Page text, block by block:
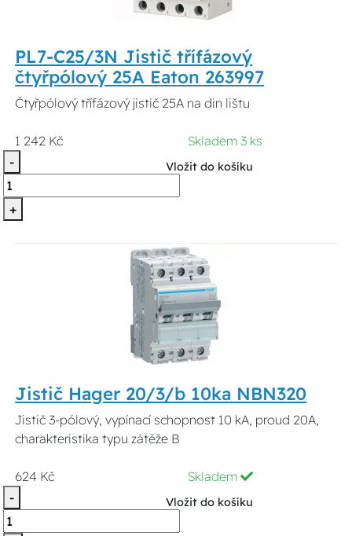
PL7-C25/3N Jistič třífázový
čtyřpólový 25A Eaton 263997
Čtyřpólový třífázový jistič 25A na din lištu
1 242 Kč
Skladem 3 ks
-
+
Vložit do košíku
Jistič Hager 20/3/b 10ka NBN320
Jistič 3-pólový, vypínací schopnost 10 kA, proud 20A,
charakteristika typu zátěže B
624 Kč
Skladem
-
Vložit do košíku